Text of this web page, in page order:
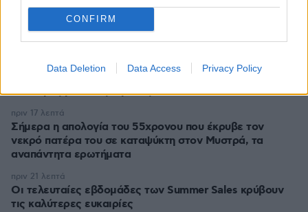
CONFIRM
Data Deletion Data Access Privacy Policy
Η εμμηνόπαυση πριν τα 40 αυξάνει τον κίνδυνο
υπέρτασης
Ιός Δυτικού Νείλου: Μάχη του ΕΚΕΑ για να μην χαθούν
πολύτιμες μονάδες αίματος
πριν 14 λεπτά
Σήμερα η απολογία του 55χρονου που έκρυβε τον
νεκρό πατέρα του σε καταψύκτη στον Μυστρά, τα
αναπάντητα ερωτήματα
πριν 17 λεπτά
Οι τελευταίες εβδομάδες των Summer Sales κρύβουν
τις καλύτερες ευκαιρίες
πριν 21 λεπτά